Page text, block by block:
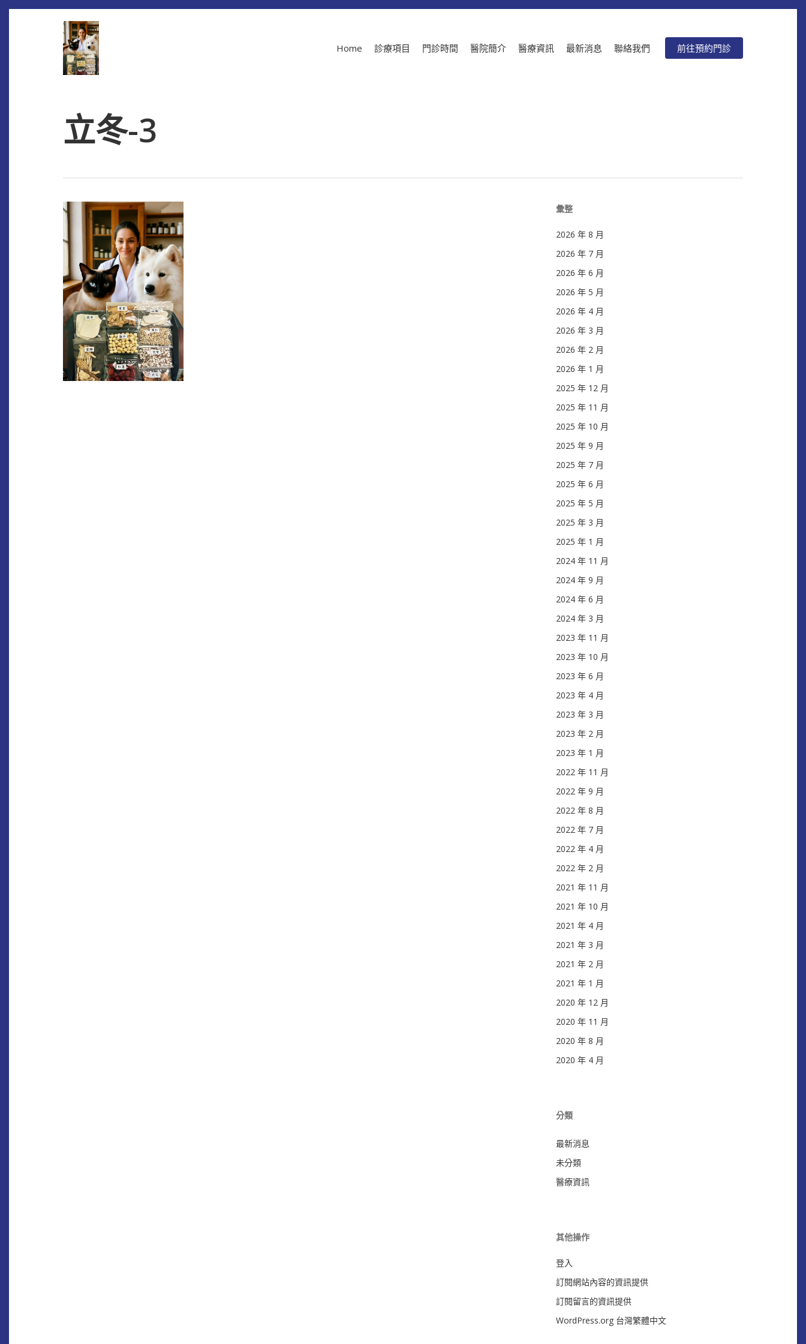
Skip
Home 診療項目 門診時間 醫院簡介 醫療資訊 最新消息 聯絡我們 前往預約門診
立冬-3
彙整
2026 年 8 月
2026 年 7 月
2026 年 6 月
2026 年 5 月
2026 年 4 月
2026 年 3 月
2026 年 2 月
2026 年 1 月
2025 年 12 月
2025 年 11 月
2025 年 10 月
2025 年 9 月
2025 年 7 月
2025 年 6 月
2025 年 5 月
2025 年 3 月
2025 年 1 月
2024 年 11 月
2024 年 9 月
2024 年 6 月
2024 年 3 月
2023 年 11 月
2023 年 10 月
2023 年 6 月
2023 年 4 月
2023 年 3 月
2023 年 2 月
2023 年 1 月
2022 年 11 月
2022 年 9 月
2022 年 8 月
2022 年 7 月
2022 年 4 月
2022 年 2 月
2021 年 11 月
2021 年 10 月
2021 年 4 月
2021 年 3 月
2021 年 2 月
2021 年 1 月
2020 年 12 月
2020 年 11 月
2020 年 8 月
2020 年 4 月
分類
最新消息
未分類
醫療資訊
其他操作
登入
訂閱網站內容的資訊提供
訂閱留言的資訊提供
WordPress.org 台灣繁體中文